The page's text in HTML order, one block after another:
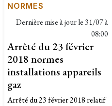
NORMES
Dernière mise à jour le 31/07 à
08:00
Arrêté du 23 février
2018 normes
installations appareils
gaz
Arrêté du 23 février 2018 relatif